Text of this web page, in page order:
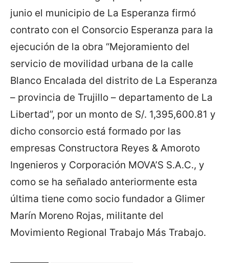
junio el municipio de La Esperanza firmó
contrato con el Consorcio Esperanza para la
ejecución de la obra “Mejoramiento del
servicio de movilidad urbana de la calle
Blanco Encalada del distrito de La Esperanza
– provincia de Trujillo – departamento de La
Libertad”, por un monto de S/. 1,395,600.81 y
dicho consorcio está formado por las
empresas Constructora Reyes & Amoroto
Ingenieros y Corporación MOVA’S S.A.C., y
como se ha señalado anteriormente esta
última tiene como socio fundador a Glimer
Marín Moreno Rojas, militante del
Movimiento Regional Trabajo Más Trabajo.